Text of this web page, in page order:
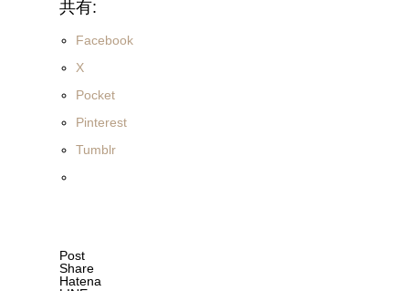
共有:
Facebook
X
Pocket
Pinterest
Tumblr
Post
Share
Hatena